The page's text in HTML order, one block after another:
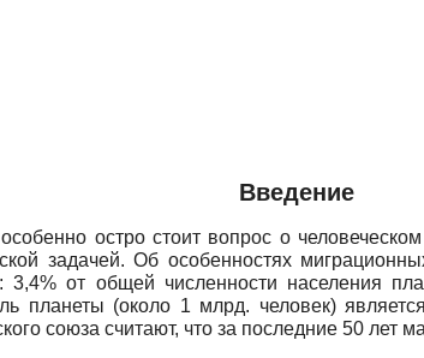
Введение
остро стоит вопрос о
задачей. Об особенностях
от общей численности населения
планеты (около 1 млрд. человек)
союза считают, что за последние 50